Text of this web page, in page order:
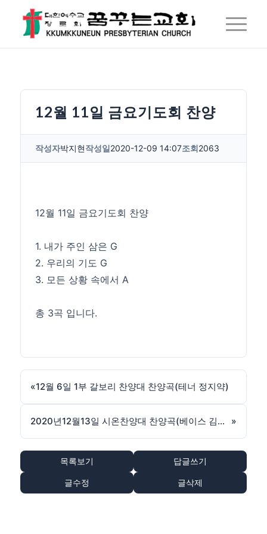
12월 11일 금요기도회 찬양
작성자박지현작성일2020-12-09 14:07조회2063
12월 11일 금요기도회 찬양
1. 내가 주인 삼은 G
2. 우리의 기도 G
3. 모든 상황 속에서 A
총 3곡 입니다.
«12월 6일 1부 갈보리 찬양대 찬양곡(테너 정지약)
2020년12월13일 시온찬양대 찬양곡(베이스 김종식) »
목록보기 답글쓰기
글수정 글삭제